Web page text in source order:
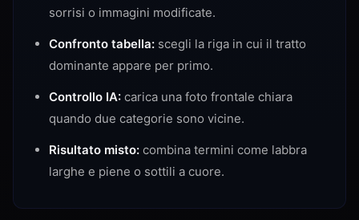
sorrisi o immagini modificate.
Confronto tabella: scegli la riga in cui il tratto
dominante appare per primo.
Controllo IA: carica una foto frontale chiara
quando due categorie sono vicine.
Risultato misto: combina termini come labbra
larghe e piene o sottili a cuore.